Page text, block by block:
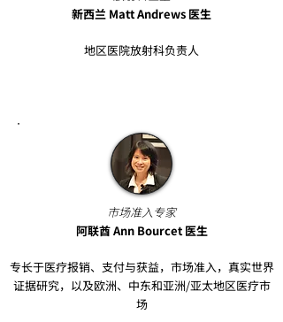
新西兰 Matt Andrews 医生
地区医院放射科负责人
市场准入专家​
阿联酋 Ann Bourcet 医生​
专长于医疗报销、支付与获益，市场准入，真实世界
证据研究，以及欧洲、中东和亚洲/亚太地区医疗市
场​